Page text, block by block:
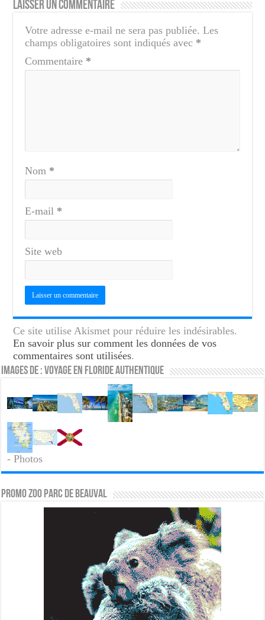
Laisser un commentaire
Votre adresse e-mail ne sera pas publiée. Les
champs obligatoires sont indiqués avec *
Commentaire *
Nom *
E-mail *
Site web
Ce site utilise Akismet pour réduire les indésirables.
En savoir plus sur comment les données de vos
commentaires sont utilisées.
Images de : Voyage en Floride Authentique
- Photos
PROMO ZOO PARC DE BEAUVAL